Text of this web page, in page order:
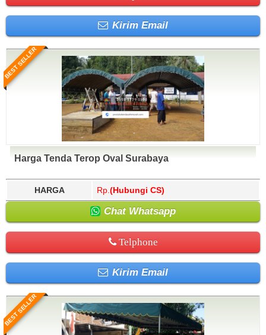
Kirim Email
BEST SELLER
Harga Tenda Terop Oval Surabaya
HARGA Rp. (Hubungi CS)
Chat Whatsapp
Telphone
Kirim Email
BEST SELLER